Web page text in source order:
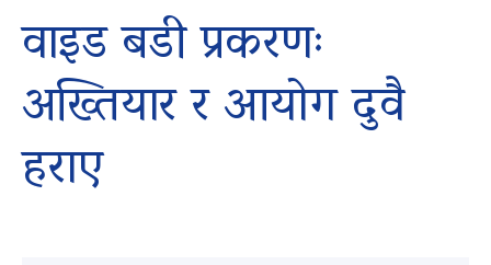
वाइड बडी प्रकरणः
अख्तियार र आयोग दुवै
हराए